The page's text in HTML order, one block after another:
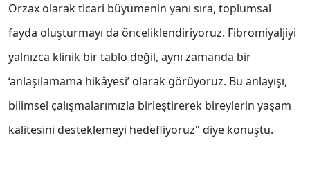
Orzax olarak ticari büyümenin yanı sıra, toplumsal
fayda oluşturmayı da önceliklendiriyoruz. Fibromiyaljiyi
yalnızca klinik bir tablo değil, aynı zamanda bir
‘anlaşılamama hikâyesi’ olarak görüyoruz. Bu anlayışı,
bilimsel çalışmalarımızla birleştirerek bireylerin yaşam
kalitesini desteklemeyi hedefliyoruz" diye konuştu.